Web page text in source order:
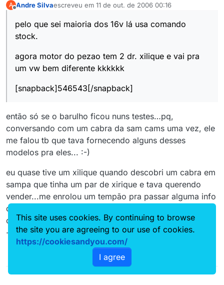
A Andre Silvaescreveu em 11 de out. de 2006 00:16
última edição por
pelo que sei maioria dos 16v lá usa comando
stock.
agora motor do pezao tem 2 dr. xilique e vai pra
um vw bem diferente kkkkkk
[snapback]546543[/snapback]
então só se o barulho ficou nuns testes…pq,
conversando com um cabra da sam cams uma vez, ele
me falou tb que tava fornecendo alguns desses
modelos pra eles... :-)
eu quase tive um xilique quando descobri um cabra em
sampa que tinha um par de xirique e tava querendo
vender...me enrolou um tempão pra passar alguma info
da configuração deles e, de repente, vendeu pra algum
outro louco da?...por $ 1200, pelo que me disseram... :
-(
This site uses cookies. By continuing to browse
the site you are agreeing to our use of cookies.
https://cookiesandyou.com/
I agree